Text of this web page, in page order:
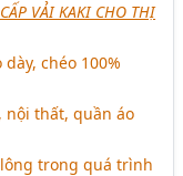
VẢI KAKI CHO THỊ
chéo 100%
thất, quần áo
trong quá trình